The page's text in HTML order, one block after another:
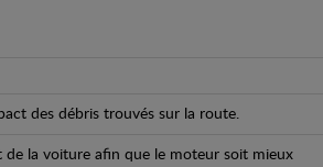
des débris trouvés sur la route.
de la voiture afin que le moteur soit mieux